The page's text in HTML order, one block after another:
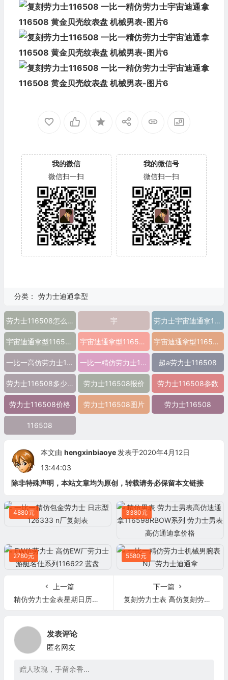
我的微信
微信扫一扫
我的微信号
微信扫一扫
分类： 劳力士迪通拿型
劳力士116508怎么样 宇 劳力士宇宙迪通拿116508 精仿劳力士116508 高仿劳力士116508 复刻劳力士116508 a货劳力士116508
宇宙迪通拿型116508参数 宇宙迪通拿型116508价格 宇宙迪通拿型116508图片
一比一高仿劳力士116508 宇宙迪通拿型116508 一比一精仿劳力士116508 超a劳力士116508
劳力士116508多少钱 劳力士116508报价 劳力士116508参数
劳力士116508价格 劳力士116508图片 劳力士116508
116508
本文由 hengxinbiaoye 发表于2020年4月12日
13:44:03
除非特殊声明，本站文章均为原创，转载请务必保留本文链接
4880元 3380元
2780元 5580元
上一篇
精仿劳力士金表星期日历型 218235-83215 A黑盘
下一篇
复刻劳力士表 高仿复刻劳力士GMT格林尼治型ll系列116759
发表评论
匿名网友